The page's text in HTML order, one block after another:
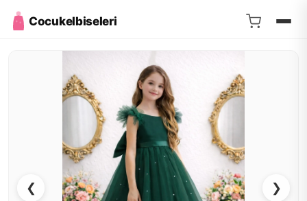
Cocukelbiseleri
❮ ❯